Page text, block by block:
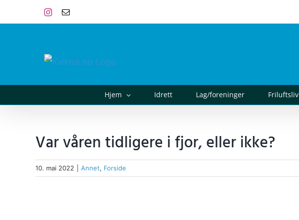
to
Instagram
E-
Hjem Idrett Lag/foreninger Friluftsliv
Var våren tidligere i fjor, eller ikke?
10. mai 2022 Annet, Forside